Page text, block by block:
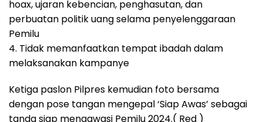
hoax, ujaran kebencian, penghasutan, dan
perbuatan politik uang selama penyelenggaraan
Pemilu
4. Tidak memanfaatkan tempat ibadah dalam
melaksanakan kampanye
Ketiga paslon Pilpres kemudian foto bersama
dengan pose tangan mengepal ‘Siap Awas’ sebagai
tanda siap mengawasi Pemilu 2024.( Red )